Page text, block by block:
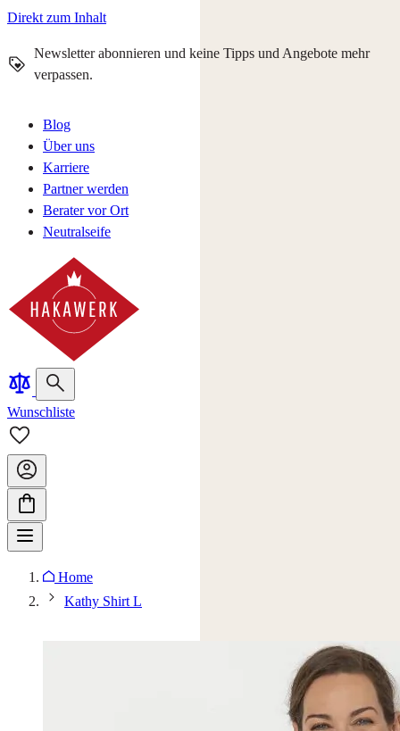
Direkt zum Inhalt
Newsletter abonnieren und keine Tipps und Angebote mehr
verpassen.
Blog
Über uns
Karriere
Partner werden
Berater vor Ort
Neutralseife
Wunschliste
Home
Kathy Shirt L